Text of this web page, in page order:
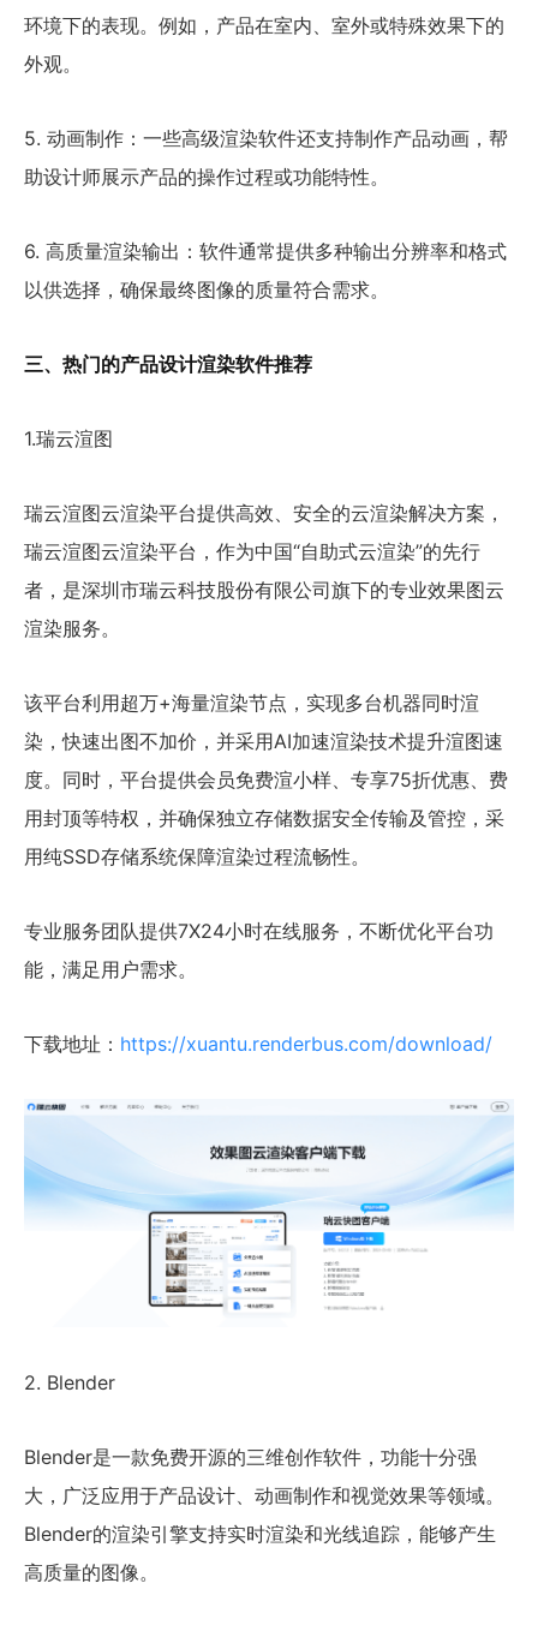
环境下的表现。例如，产品在室内、室外或特殊效果下的
外观。
5. 动画制作：一些高级渲染软件还支持制作产品动画，帮
助设计师展示产品的操作过程或功能特性。
6. 高质量渲染输出：软件通常提供多种输出分辨率和格式
以供选择，确保最终图像的质量符合需求。
三、热门的产品设计渲染软件推荐
1.瑞云渲图
瑞云渲图云渲染平台提供高效、安全的云渲染解决方案，
瑞云渲图云渲染平台，作为中国“自助式云渲染”的先行
者，是深圳市瑞云科技股份有限公司旗下的专业效果图云
渲染服务。
该平台利用超万+海量渲染节点，实现多台机器同时渲
染，快速出图不加价，并采用AI加速渲染技术提升渲图速
度。同时，平台提供会员免费渲小样、专享75折优惠、费
用封顶等特权，并确保独立存储数据安全传输及管控，采
用纯SSD存储系统保障渲染过程流畅性。
专业服务团队提供7X24小时在线服务，不断优化平台功
能，满足用户需求。
下载地址： https://xuantu.renderbus.com/download/
2. Blender
Blender是一款免费开源的三维创作软件，功能十分强
大，广泛应用于产品设计、动画制作和视觉效果等领域。
Blender的渲染引擎支持实时渲染和光线追踪，能够产生
高质量的图像。